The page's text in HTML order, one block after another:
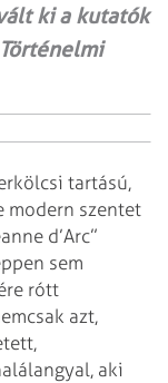
ki a kutatók
tartású,
modern szentet
d’Arc”
sem
rótt
azt,
aki